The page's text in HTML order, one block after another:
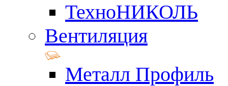
ТехноНИКОЛЬ
Вентиляция
Металл Профиль